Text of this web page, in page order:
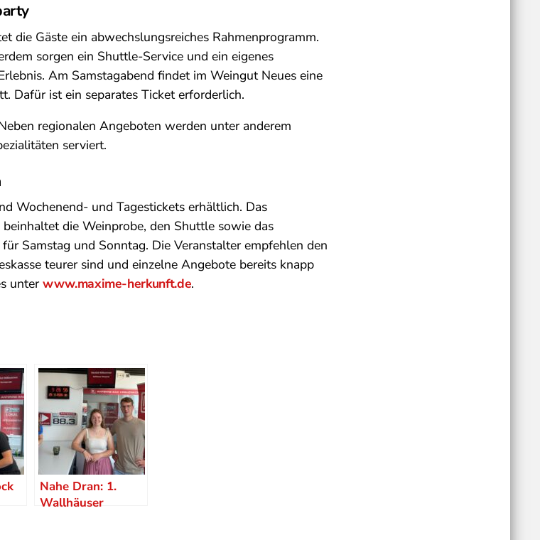
die Gäste ein abwechslungsreiches Rahmenprogramm.
sorgen ein Shuttle-Service und ein eigenes
Am Samstagabend findet im Weingut Neues eine
Dafür ist ein separates Ticket erforderlich.
regionalen Angeboten werden unter anderem
serviert.
Wochenend- und Tagestickets erhältlich. Das
die Weinprobe, den Shuttle sowie das
Samstag und Sonntag. Die Veranstalter empfehlen den
teurer sind und einzelne Angebote bereits knapp
unter www.maxime-herkunft.de.
Nahe Dran: 1.
Wallhäuser